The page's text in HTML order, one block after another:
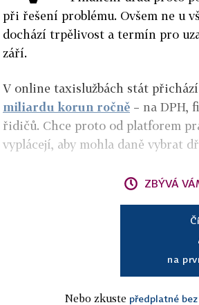
při řešení problému. Ovšem ne u
dochází trpělivost a termín pro
září.
V online taxislužbách stát
miliardu korun ročně – na DPH,
řidičů. Chce proto od platforem
vyplácejí, aby mohla daně vybrat
ZBÝVÁ
na
Nebo zkuste předplatné